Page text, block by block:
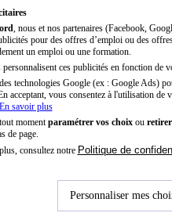
, nous et nos partenaires (Facebook,
pour des offres d’emploi ou des
un emploi ou une formation.
ces publicités en fonction de
technologies Google (ex : Google Ads)
acceptant, vous consentez à l'utilisation
savoir plus
moment paramétrer vos choixou
de page.
consultez notre Politique de
Personnaliser mes